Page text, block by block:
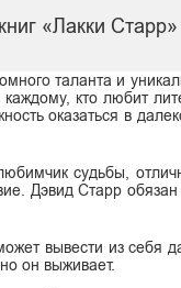
«Лакки
таланта и
кто любит
оказаться в
судьбы,
Дэвид Старр
вывести из себя
он выживает.